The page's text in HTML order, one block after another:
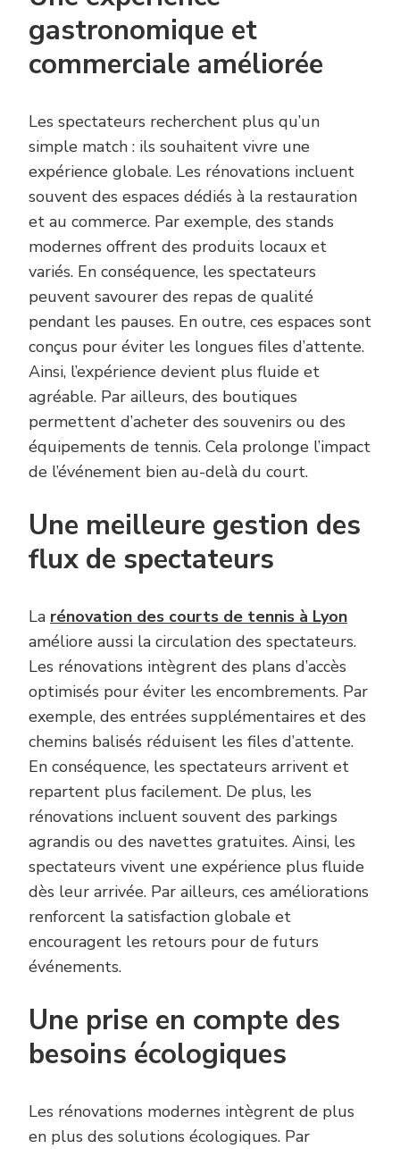
gastronomique et
commerciale améliorée
Les spectateurs recherchent plus qu’un
simple match : ils souhaitent vivre une
expérience globale. Les rénovations incluent
souvent des espaces dédiés à la restauration
et au commerce. Par exemple, des stands
modernes offrent des produits locaux et
variés. En conséquence, les spectateurs
peuvent savourer des repas de qualité
pendant les pauses. En outre, ces espaces sont
conçus pour éviter les longues files d’attente.
Ainsi, l’expérience devient plus fluide et
agréable. Par ailleurs, des boutiques
permettent d’acheter des souvenirs ou des
équipements de tennis. Cela prolonge l’impact
de l’événement bien au-delà du court.
Une meilleure gestion des
flux de spectateurs
La rénovation des courts de tennis à Lyon
améliore aussi la circulation des spectateurs.
Les rénovations intègrent des plans d’accès
optimisés pour éviter les encombrements. Par
exemple, des entrées supplémentaires et des
chemins balisés réduisent les files d’attente.
En conséquence, les spectateurs arrivent et
repartent plus facilement. De plus, les
rénovations incluent souvent des parkings
agrandis ou des navettes gratuites. Ainsi, les
spectateurs vivent une expérience plus fluide
dès leur arrivée. Par ailleurs, ces améliorations
renforcent la satisfaction globale et
encouragent les retours pour de futurs
événements.
Une prise en compte des
besoins écologiques
Les rénovations modernes intègrent de plus
en plus des solutions écologiques. Par